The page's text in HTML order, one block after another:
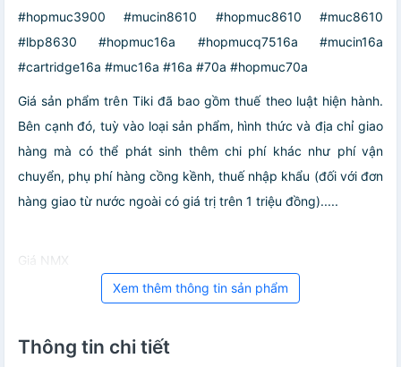
#hopmuc3900 #mucin8610 #hopmuc8610 #muc8610
#lbp8630 #hopmuc16a #hopmucq7516a #mucin16a
#cartridge16a #muc16a #16a #70a #hopmuc70a
Giá sản phẩm trên Tiki đã bao gồm thuế theo luật hiện hành.
Bên cạnh đó, tuỳ vào loại sản phẩm, hình thức và địa chỉ giao
hàng mà có thể phát sinh thêm chi phí khác như phí vận
chuyển, phụ phí hàng cồng kềnh, thuế nhập khẩu (đối với đơn
hàng giao từ nước ngoài có giá trị trên 1 triệu đồng).....
Giá NMX
Xem thêm thông tin sản phẩm
Thông tin chi tiết